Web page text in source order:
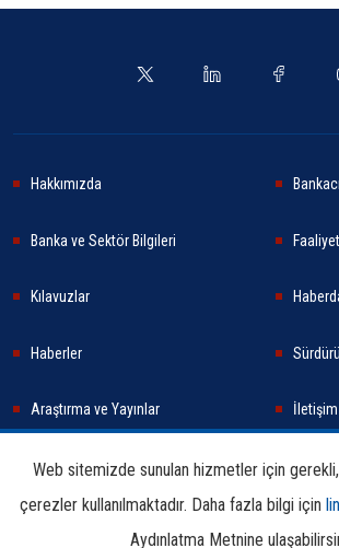
Hakkımızda
Banka ve Sektör Bilgileri
Kılavuzlar
Haberler
Araştırma ve Yayınlar
Çerez Aydınlatma
Kullanım
Koşulları
Web sitemizde sunulan hizmetler için gerekli,
çerezler kullanılmaktadır. Daha fazla bilgi için
Aydınlatma Metnine